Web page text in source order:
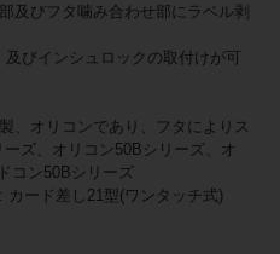
及びフタ噛み合わせ部にラベル剥
及びインシュロックの取付けが可
、オリコンであり、フタによりス
ズ、オリコン50Bシリーズ、オ
コン50Bシリーズ
カード差し21型(ワンタッチ式)